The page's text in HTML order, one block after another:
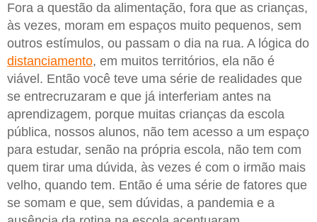
Fora a questão da alimentação, fora que as crianças,
às vezes, moram em espaços muito pequenos, sem
outros estímulos, ou passam o dia na rua. A lógica do
distanciamento, em muitos territórios, ela não é
viável. Então você teve uma série de realidades que
se entrecruzaram e que já interferiam antes na
aprendizagem, porque muitas crianças da escola
pública, nossos alunos, não tem acesso a um espaço
para estudar, senão na própria escola, não tem com
quem tirar uma dúvida, às vezes é com o irmão mais
velho, quando tem. Então é uma série de fatores que
se somam e que, sem dúvidas, a pandemia e a